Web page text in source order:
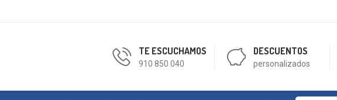
TE ESCUCHAMOS
910 850 040
DESCUENTOS
personalizados